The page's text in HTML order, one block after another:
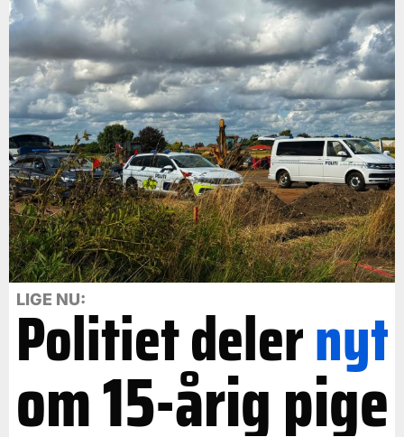
LIGE NU:
Politiet delernyt
om 15-årig pige